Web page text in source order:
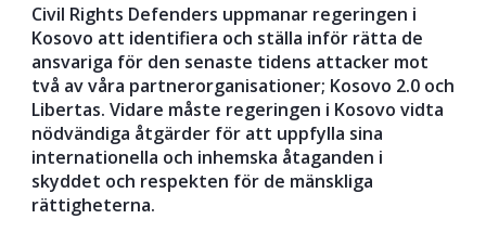
Civil Rights Defenders uppmanar regeringen i
Kosovo att identifiera och ställa inför rätta de
ansvariga för den senaste tidens attacker mot
två av våra partnerorganisationer; Kosovo 2.0 och
Libertas. Vidare måste regeringen i Kosovo vidta
nödvändiga åtgärder för att uppfylla sina
internationella och inhemska åtaganden i
skyddet och respekten för de mänskliga
rättigheterna.